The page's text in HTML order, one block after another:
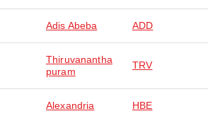
Adis Abeba ADD
Thiruvanantha
puram
TRV
Alexandria HBE